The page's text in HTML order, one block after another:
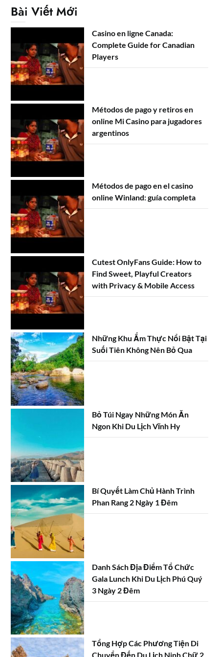
Bài Viết Mới
Casino en ligne Canada:
Complete Guide for Canadian
Players
Métodos de pago y retiros en
online Mi Casino para jugadores
argentinos
Métodos de pago en el casino
online Winland: guía completa
Cutest OnlyFans Guide: How to
Find Sweet, Playful Creators
with Privacy & Mobile Access
Những Khu Ẩm Thực Nổi Bật Tại
Suối Tiên Không Nên Bỏ Qua
Bỏ Túi Ngay Những Món Ăn
Ngon Khi Du Lịch Vĩnh Hy
Bí Quyết Làm Chủ Hành Trình
Phan Rang 2 Ngày 1 Đêm
Danh Sách Địa Điểm Tổ Chức
Gala Lunch Khi Du Lịch Phú Quý
3 Ngày 2 Đêm
Tổng Hợp Các Phương Tiện Di
Chuyển Đến Du Lịch Ninh Chữ 2